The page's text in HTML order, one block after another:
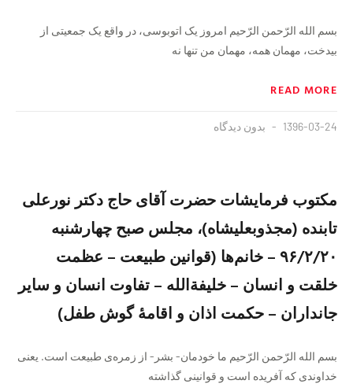
بسم الله الرّحمن الرّحیم امروز یک اتوبوسی، در واقع یک جمعیتی از
بیدخت، مهمان همه، مهمان من تنها نه
READ MORE
1396-03-24 بدون دیدگاه
مکتوب فرمایشات حضرت آقای حاج دکتر نورعلی
تابنده (مجذوبعلیشاه)، مجلس صبح چهارشنبه
۹۶/۲/۲۰ – خانم‌ها (قوانين طبيعت – عظمت
خلقت و انسان – خليفةالله – تفاوت انسان و ساير
جانداران – حكمت اذان و اقامهٔ گوش طفل)
بسم الله الرّحمن الرّحیم ما خودمان- بشر- از زمره‌ی طبیعت است. یعنی
خداوندی که آفریده است و قوانینی گذاشته